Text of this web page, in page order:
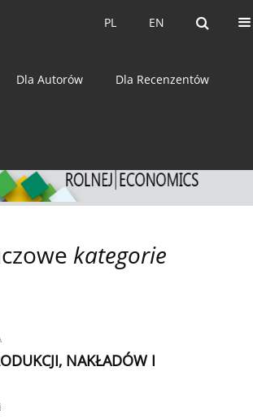
EN
PL EN
PL
Dla Autorów Dla Recenzentów
ISSN: 0044-1600
kategorie
NAKŁADÓW I